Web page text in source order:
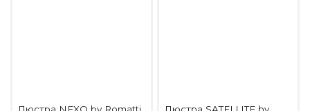
Люстра NEXO by Romatti
Люстра SATELLITE by